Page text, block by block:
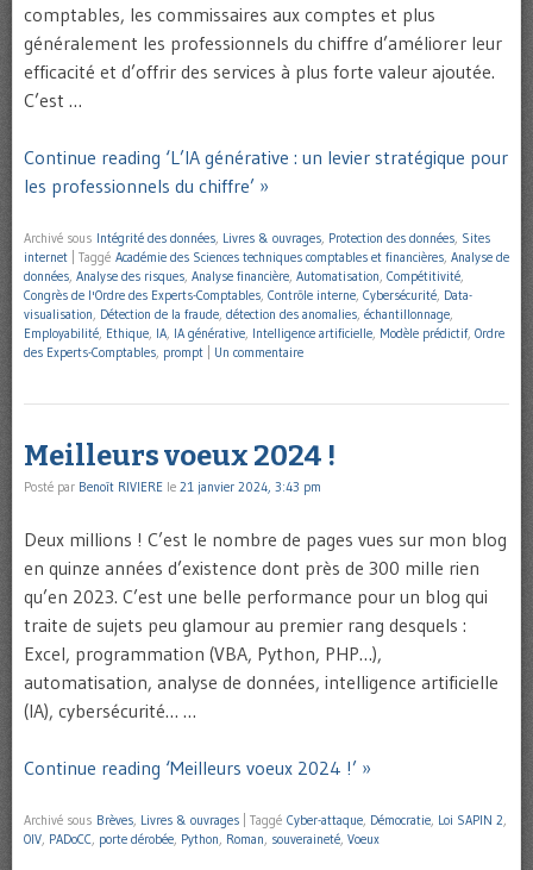
comptables, les commissaires aux comptes et plus
généralement les professionnels du chiffre d’améliorer leur
efficacité et d’offrir des services à plus forte valeur ajoutée.
C’est …
Continue reading ‘L’IA générative : un levier stratégique pour
les professionnels du chiffre’ »
Archivé sous Intégrité des données Livres & ouvrages Protection des données Sites
internet
Taggé Académie des Sciences techniques comptables et financières Analyse de
données Analyse des risques Analyse financière Automatisation Compétitivité
Congrès de l'Ordre des Experts-Comptables Contrôle interne Cybersécurité Data-
visualisation Détection de la fraude détection des anomalies échantillonnage
Employabilité Ethique IA IA générative Intelligence artificielle Modèle prédictif, Ordre
des Experts-Comptables prompt Un commentaire
Meilleurs voeux 2024 !
Posté par Benoît RIVIERE le 21 janvier 2024, 3:43 pm
Deux millions ! C’est le nombre de pages vues sur mon blog
en quinze années d’existence dont près de 300 mille rien
qu’en 2023. C’est une belle performance pour un blog qui
traite de sujets peu glamour au premier rang desquels :
Excel, programmation (VBA, Python, PHP…),
automatisation, analyse de données, intelligence artificielle
(IA), cybersécurité… …
Continue reading ‘Meilleurs voeux 2024 !’ »
Archivé sous Brèves, Livres & ouvrages Taggé Cyber-attaque, Démocratie, Loi SAPIN 2,
OIV, PADoCC, porte dérobée, Python, Roman, souveraineté, Voeux